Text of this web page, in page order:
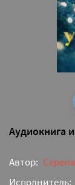
Аудиокнига
Автор:
Исполнитель: